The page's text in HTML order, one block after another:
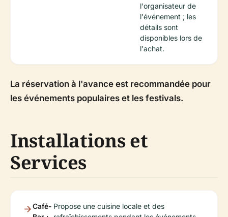
l'organisateur de
l'événement ; les
détails sont
disponibles lors de
l'achat.
La réservation à l'avance est recommandée pour
les événements populaires et les festivals.
Installations et
Services
Café- Propose une cuisine locale et des